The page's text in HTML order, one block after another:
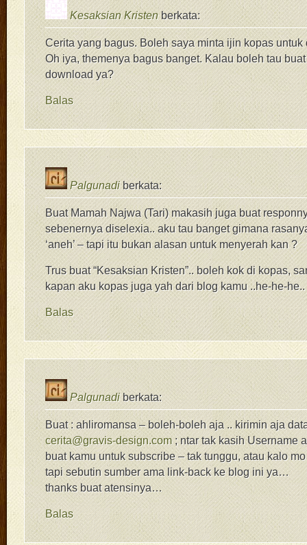
Kesaksian Kristen berkata:
Cerita yang bagus. Boleh saya minta ijin kopas untuk
Oh iya, themenya bagus banget. Kalau boleh tau
download ya?
Balas
Palgunadi berkata:
Buat Mamah Najwa (Tari) makasih juga buat
sebenernya diselexia.. aku tau banget gimana
‘aneh’ – tapi itu bukan alasan untuk menyerah kan ?
Trus buat “Kesaksian Kristen”.. boleh kok di kopas,
kapan aku kopas juga yah dari blog kamu ..he-he-
Balas
Palgunadi berkata:
Buat : ahliromansa – boleh-boleh aja .. kirimin aja
cerita@gravis-design.com; ntar tak kasih Username
buat kamu untuk subscribe – tak tunggu, atau kalo
tapi sebutin sumber ama link-back ke blog ini ya…
thanks buat atensinya…
Balas